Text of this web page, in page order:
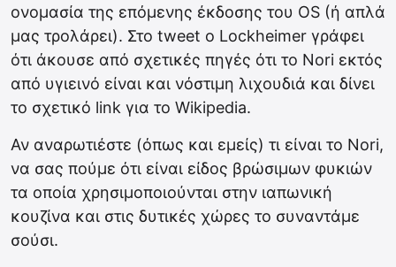
ονομασία της επόμενης έκδοσης του OS (ή απλά
μας τρολάρει). Στο tweet ο Lockheimer γράφει
ότι άκουσε από σχετικές πηγές ότι το Nori εκτός
από υγιεινό είναι και νόστιμη λιχουδιά και δίνει
το σχετικό link για το Wikipedia.
Αν αναρωτιέστε (όπως και εμείς) τι είναι το Nori,
να σας πούμε ότι είναι είδος βρώσιμων φυκιών
τα οποία χρησιμοποιούνται στην ιαπωνική
κουζίνα και στις δυτικές χώρες το συναντάμε
σούσι.